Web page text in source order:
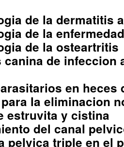
de la dermatitis
de la
de la osteartritis
de infeccion
en heces
la eliminacion
estruvita y cistina
del canal
pelvica triple en el